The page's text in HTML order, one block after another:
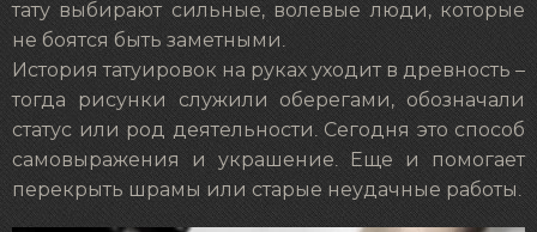
тату выбирают сильные, волевые люди, которые
не боятся быть заметными.
История татуировок на руках уходит в древность –
тогда рисунки служили оберегами, обозначали
статус или род деятельности. Сегодня это способ
самовыражения и украшение. Еще и помогает
перекрыть шрамы или старые неудачные работы.